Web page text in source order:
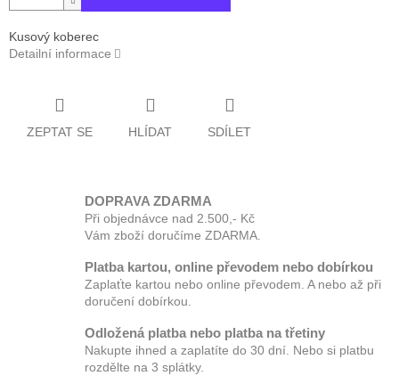
Kusový koberec
Detailní informace
ZEPTAT SE HLÍDAT SDÍLET
DOPRAVA ZDARMA
Při objednávce nad 2.500,- Kč
Vám zboží doručíme ZDARMA.
Platba kartou, online převodem nebo dobírkou
Zaplaťte kartou nebo online převodem. A nebo až při
doručení dobírkou.
Odložená platba nebo platba na třetiny
Nakupte ihned a zaplatíte do 30 dní. Nebo si platbu
rozdělte na 3 splátky.